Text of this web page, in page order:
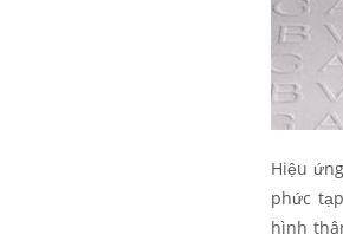
Hiệu
phức
hình